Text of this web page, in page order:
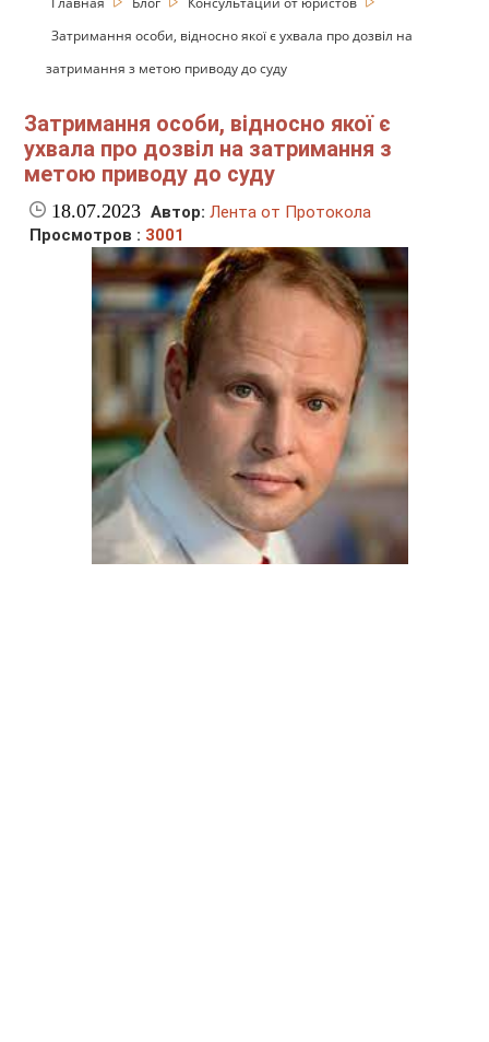
Затримання особи, відносно якої є ухвала про дозвіл на
затримання з метою приводу до суду
Затримання особи, відносно якої є
ухвала про дозвіл на затримання з
метою приводу до суду
18.07.2023 Автор: Лента от Протокола
Просмотров : 3001